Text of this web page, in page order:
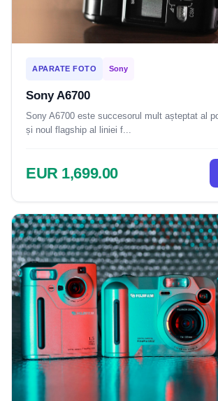
APARATE FOTO Sony
Sony A6700
Sony A6700 este succesorul mult așteptat al
și noul flagship al liniei f...
EUR 1,699.00